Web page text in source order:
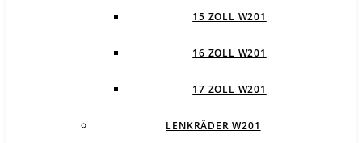
15 ZOLL W201
16 ZOLL W201
17 ZOLL W201
LENKRÄDER W201